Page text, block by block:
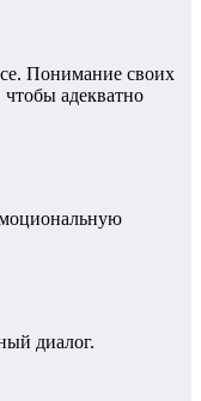
Понимание своих
адекватно
диалог.